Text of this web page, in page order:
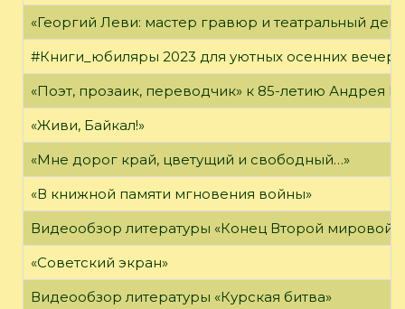
«Георгий Леви: мастер гравюр и театральный
#Книги_юбиляры 2023 для уютных осенних
«Поэт, прозаик, переводчик» к 85-летию Андрея
«Живи, Байкал!»
«Мне дорог край, цветущий и свободный…»
«В книжной памяти мгновения войны»
Видеообзор литературы «Конец Второй мировой
«Советский экран»
Видеообзор литературы «Курская битва»